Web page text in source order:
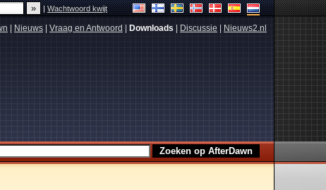
|Wachtwoord kwijt
Nieuws Vraag en Antwoord Downloads Discussie Nieuws2.nl